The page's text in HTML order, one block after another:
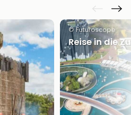
© Futuroscope
Reise in die